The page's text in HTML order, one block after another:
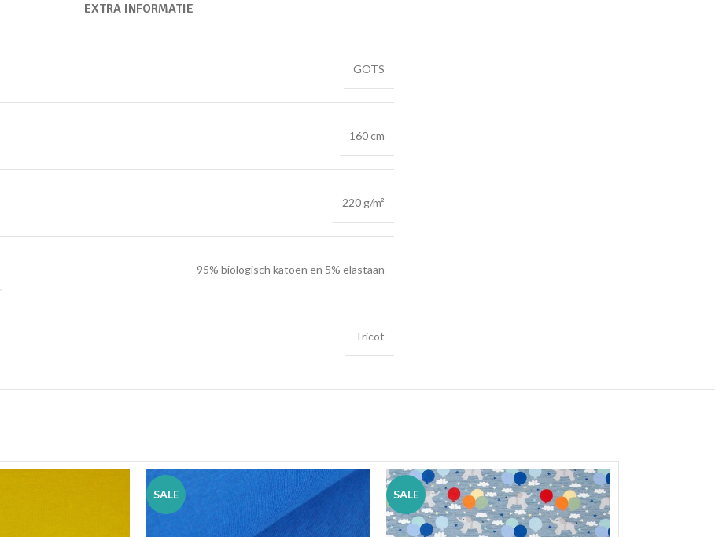
EXTRA INFORMATIE
GOTS
160 cm
220 g/m²
95% biologisch katoen en 5% elastaan
Tricot
SALE SALE